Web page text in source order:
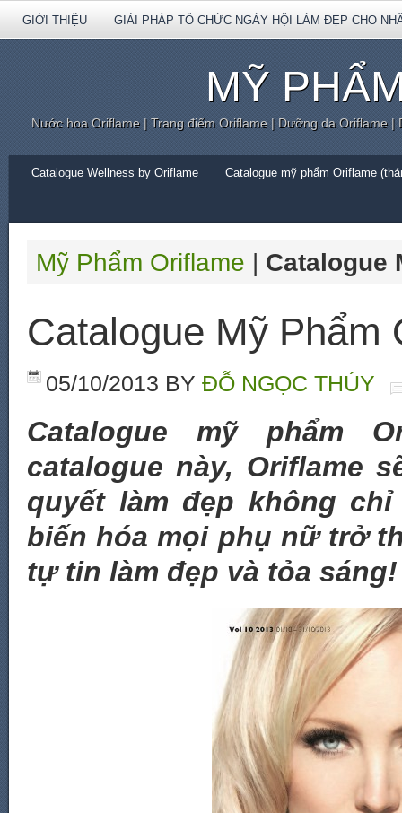
GIỚI THIỆU GIẢI PHÁP TỔ CHỨC NGÀY HỘI LÀM ĐẸP CHO
MỸ
Nước hoa Oriflame | Trang điểm Oriflame | Dưỡng da Oriflame
Catalogue Wellness by Oriflame Catalogue mỹ phẩm Oriflame
Mỹ Phẩm Oriflame | Catalogue
Catalogue Mỹ Phẩm
05/10/2013 BY ĐỖ NGỌC THÚY
Catalogue mỹ phẩm
catalogue này, Oriflame
quyết làm đẹp không
biến hóa mọi phụ nữ trở
tự tin làm đẹp và tỏa sáng!